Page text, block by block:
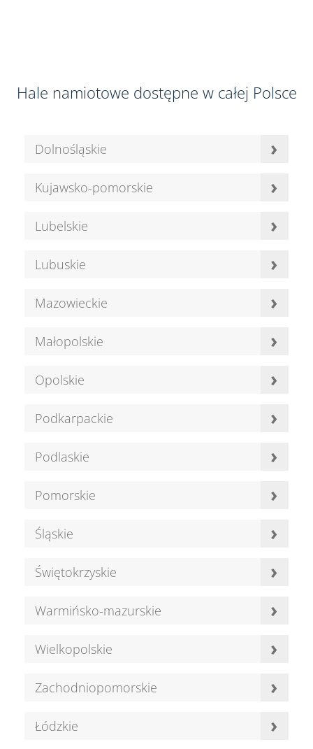
Hale namiotowe dostępne w całej Polsce
Dolnośląskie ›
Kujawsko-pomorskie ›
Lubelskie ›
Lubuskie ›
Mazowieckie ›
Małopolskie ›
Opolskie ›
Podkarpackie ›
Podlaskie ›
Pomorskie ›
Śląskie ›
Świętokrzyskie ›
Warmińsko-mazurskie ›
Wielkopolskie ›
Zachodniopomorskie ›
Łódzkie ›